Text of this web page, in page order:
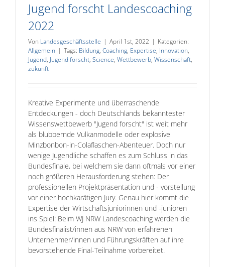
Jugend forscht Landescoaching
2022
Von Landesgeschäftsstelle | April 1st, 2022 | Kategorien:
Allgemein | Tags: Bildung, Coaching, Expertise, Innovation,
Jugend, Jugend forscht, Science, Wettbewerb, Wissenschaft,
zukunft
Kreative Experimente und überraschende
Entdeckungen - doch Deutschlands bekanntester
Wissenswettbewerb "Jugend forscht" ist weit mehr
als blubbernde Vulkanmodelle oder explosive
Minzbonbon-in-Colaflaschen-Abenteuer. Doch nur
wenige Jugendliche schaffen es zum Schluss in das
Bundesfinale, bei welchem sie dann oftmals vor einer
noch größeren Herausforderung stehen: Der
professionellen Projektpräsentation und - vorstellung
vor einer hochkarätigen Jury. Genau hier kommt die
Expertise der Wirtschaftsjuniorinnen und -junioren
ins Spiel: Beim WJ NRW Landescoaching werden die
Bundesfinalist/innen aus NRW von erfahrenen
Unternehmer/innen und Führungskräften auf ihre
bevorstehende Final-Teilnahme vorbereitet.